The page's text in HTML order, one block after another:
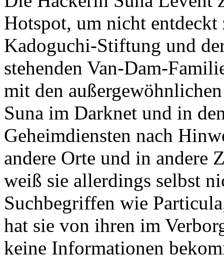
Hotspot, um nicht
Kadoguchi-Stiftung und
stehenden Van-Dam-
mit den
Suna im Darknet und in
Geheimdiensten nach
andere Orte und in andere
weiß sie allerdings selbst
Suchbegriffen wie
hat sie von ihren im
keine Informationen